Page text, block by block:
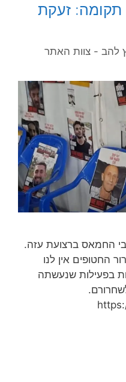
תקומה: זעקת
להב - צוות האתר
החמאס ברצועת עזה.
החטופים אין לנו
בפעילות שנעשתה